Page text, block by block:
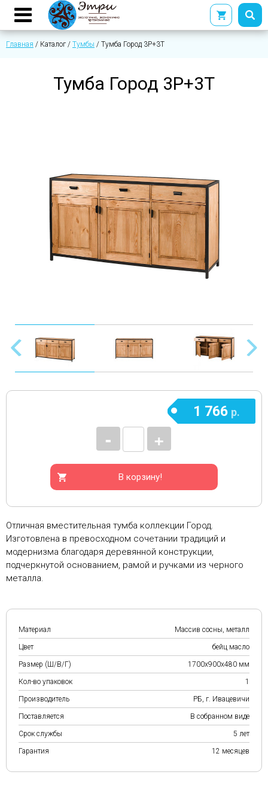
Главная / Каталог / Тумбы / Тумба Город 3Р+3Т
Тумба Город 3Р+3Т
+
-
1 766 р.
В корзину!
Отличная вместительная тумба коллекции Город.
Изготовлена в превосходном сочетании традиций и
модернизма благодаря деревянной конструкции,
подчеркнутой основанием, рамой и ручками из черного
металла.
Материал Массив сосны, металл
Цвет бейц масло
Размер (Ш/В/Г) 1700х900х480 мм
Кол-во упаковок 1
Производитель РБ, г. Ивацевичи
Поставляется В собранном виде
Срок службы 5 лет
Гарантия 12 месяцев